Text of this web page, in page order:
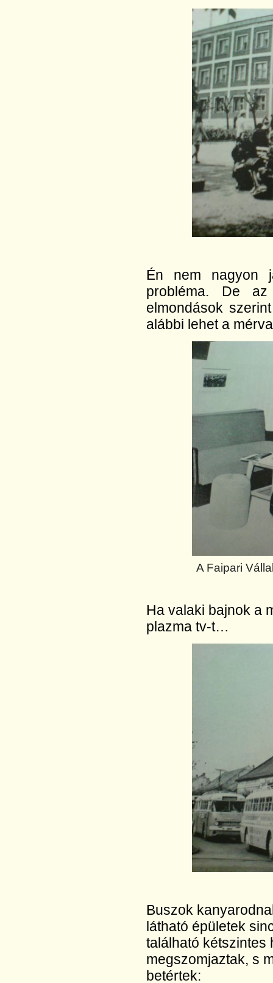
Én nem nagyon
probléma. De
elmondások
alábbi lehet a
A Faipari
Ha valaki bajnok a
plazma tv-t…
Buszok
látható épületek
található kétszintes
megszomjaztak, s
betértek: